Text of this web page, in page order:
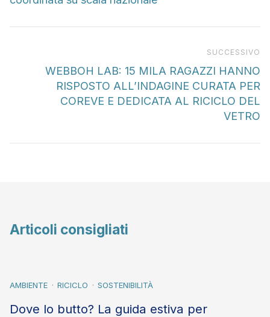
SUCCESSIVO
WEBBOH LAB: 15 MILA RAGAZZI HANNO
RISPOSTO ALL’INDAGINE CURATA PER
COREVE E DEDICATA AL RICICLO DEL
VETRO
Articoli consigliati
AMBIENTE RICICLO SOSTENIBILITÀ
Dove lo butto? La guida estiva per